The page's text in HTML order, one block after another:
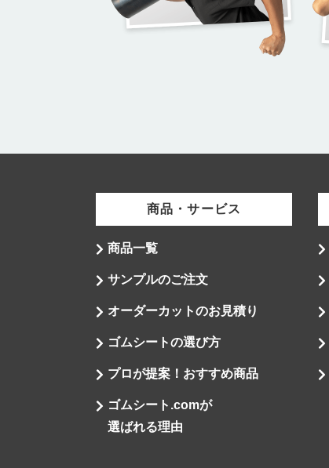
商品・サービス
商品一覧
サンプルのご注文
オーダーカットのお見積り
ゴムシートの選び方
プロが提案！おすすめ商品
ゴムシート.comが
選ばれる理由